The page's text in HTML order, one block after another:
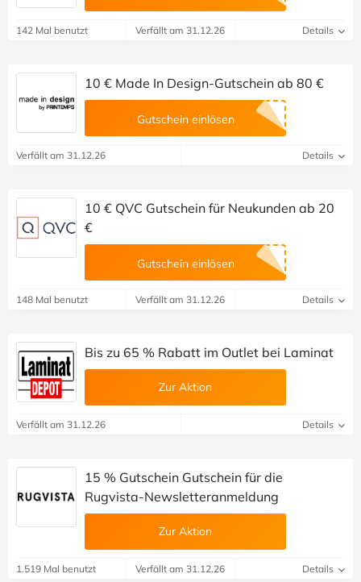
142 Mal benutzt Verfällt am 31.12.26 Details
10 € Made In Design-Gutschein ab 80 €
Gutschein einlösen
Verfällt am 31.12.26 Details
10 € QVC Gutschein für Neukunden ab 20
€
Gutschein einlösen
148 Mal benutzt Verfällt am 31.12.26 Details
Bis zu 65 % Rabatt im Outlet bei Laminat
Zur Aktion
Verfällt am 31.12.26 Details
15 % Gutschein Gutschein für die
Rugvista-Newsletteranmeldung
Zur Aktion
1.519 Mal benutzt Verfällt am 31.12.26 Details